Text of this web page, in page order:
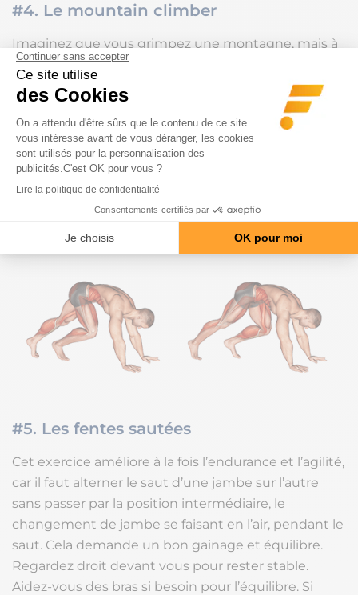
#4. Le mountain climber
Imaginez que vous grimpez une montagne, mais à
plat ! Tous vos muscles travaillent ensemble, le haut
et le bas du corps. Il faut gainer et stabiliser le tout
car vous êtes tout le temps en déséquilibre sur une
jambe, tandis que vos bras assurent, bien ancrés au
sol, dos droit et poitrine face au sol. Comme pour les
relevés de genoux, il faut rapprocher au maximum
les genoux de la poitrine et exécuter rapidement ce
mouvement et essayer de courir à 4 pattes, tout en
restant sur place.
#5. Les fentes sautées
Cet exercice améliore à la fois l’endurance et l’agilité,
car il faut alterner le saut d’une jambe sur l’autre
sans passer par la position intermédiaire, le
changement de jambe se faisant en l’air, pendant le
saut. Cela demande un bon gainage et équilibre.
Regardez droit devant vous pour rester stable.
Aidez-vous des bras si besoin pour l’équilibre. Si